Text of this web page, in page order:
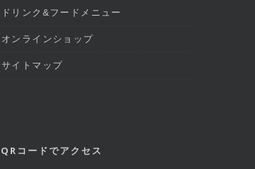
ドリンク&フードメニュー
オンラインショップ
サイトマップ
QRコードでアクセス